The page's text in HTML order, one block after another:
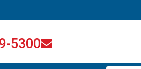
5300